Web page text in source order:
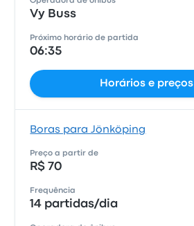
Vy Buss
Próximo horário de partida
06:35
Horários e preços
Boras para Jönköping
Preço a partir de
R$ 70
Frequência
14 partidas/dia